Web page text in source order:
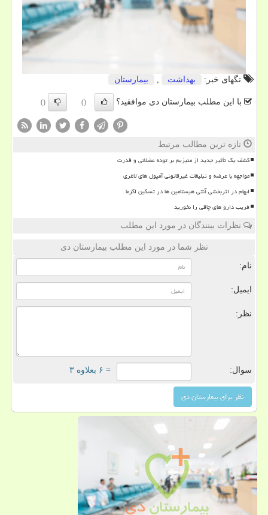
تگهای خبر: بهداشت بیمارستان
با این مطلب بیمارستان دی موافقید؟ ()
()
تازه ترین مطالب مرتبط
کشف یک تأثیر جدید از منیزیم بر توده عضلانی و قدرت
مواجهه با عرضه و تبلیغات غیرقانونی آمپول های لاغری
ابهام در اثربخشی آنتی هیستامین ها در تسکین اگزما
فریب دارو های چاقی را نخورید
نظرات بینندگان در مورد این مطلب
نظر شما در مورد این مطلب بیمارستان دی
نام:
ایمیل:
نظر:
سوال: = ۶ بعلاوه ۳